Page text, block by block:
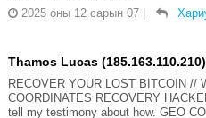
2025 оны 12 сарын 07
Thamos Lucas (185.163.110.210)
RECOVER YOUR LOST BITCOIN //
COORDINATES RECOVERY
tell my testimony about how. GEO